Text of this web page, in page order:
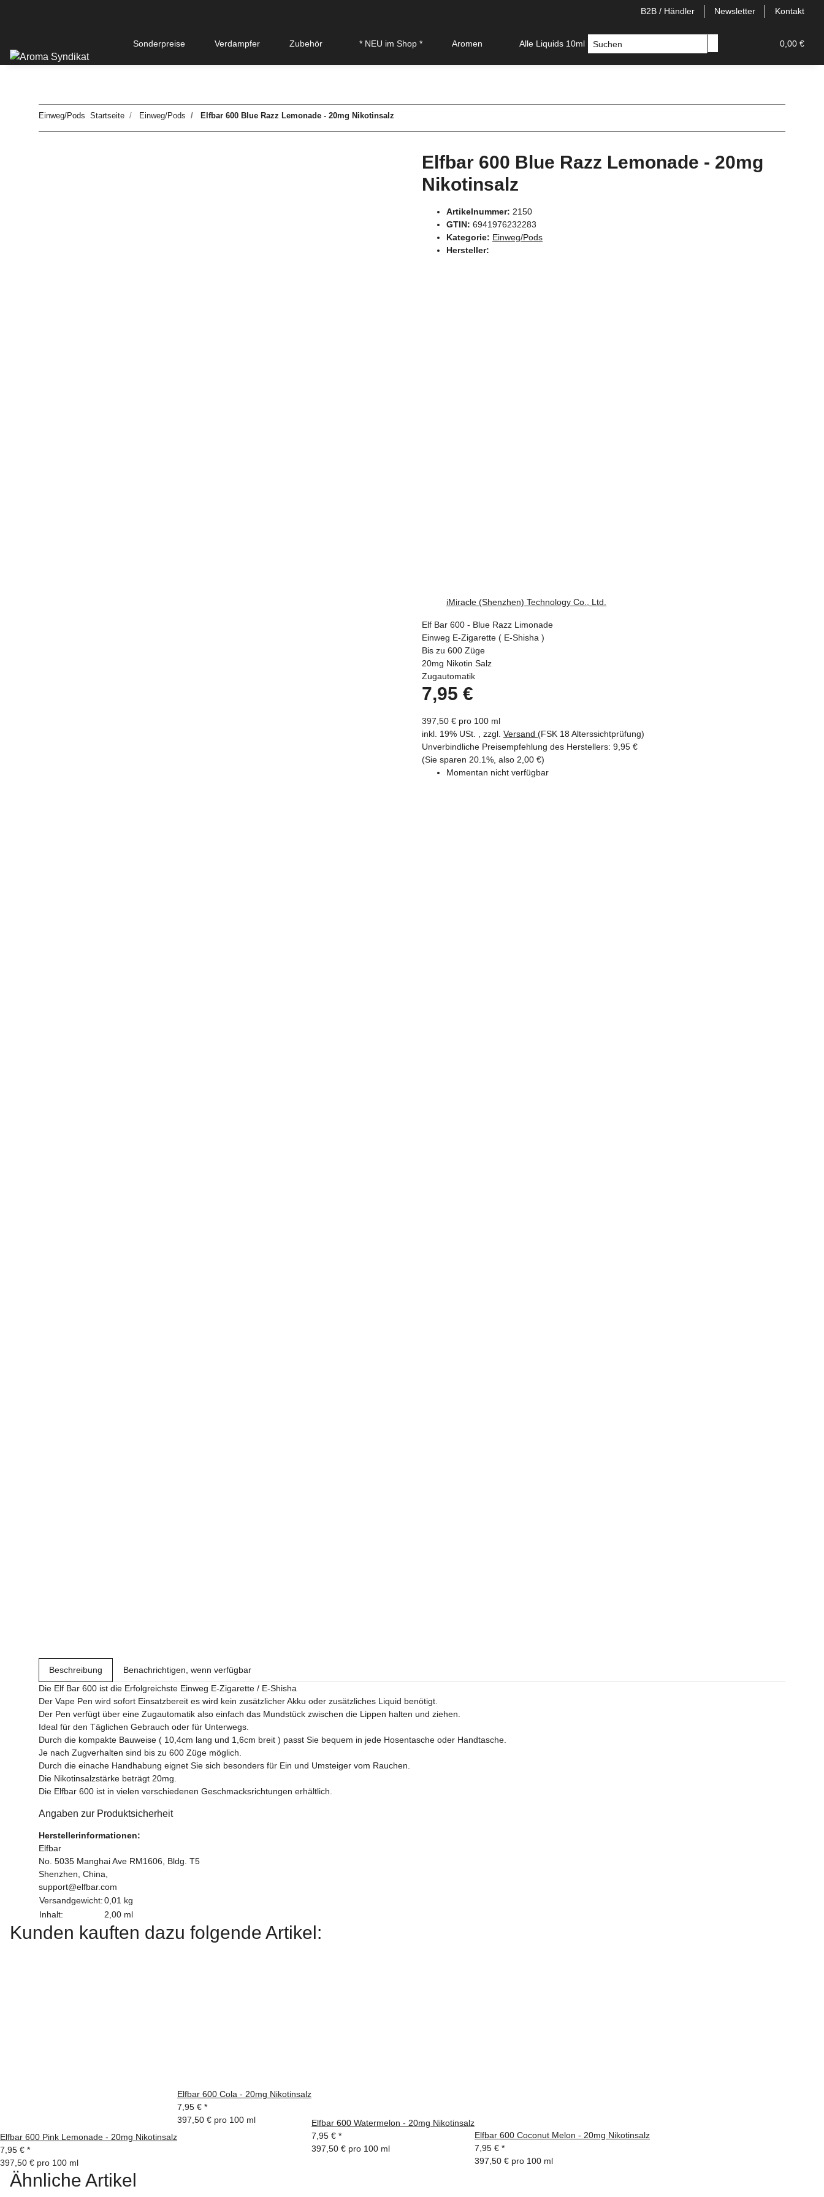
B2B / Händler Newsletter Kontakt
0,00 €
Sonderpreise Verdampfer Zubehör * NEU im Shop * Aromen Alle Liquids 10ml Einweg/Pods
Einweg/Pods Startseite Einweg/Pods Elfbar 600 Blue Razz Lemonade - 20mg Nikotinsalz
Elfbar 600 Blue Razz Lemonade - 20mg
Nikotinsalz
Artikelnummer: 2150
GTIN: 6941976232283
Kategorie: Einweg/Pods
Hersteller:
iMiracle (Shenzhen) Technology Co., Ltd.
Elf Bar 600 - Blue Razz Limonade
Einweg E-Zigarette ( E-Shisha )
Bis zu 600 Züge
20mg Nikotin Salz
Zugautomatik
7,95 €
397,50 € pro 100 ml
inkl. 19% USt. , zzgl. Versand (FSK 18 Alterssichtprüfung)
Unverbindliche Preisempfehlung des Herstellers: 9,95 €
(Sie sparen 20.1% , also 2,00 €)
Momentan nicht verfügbar
Beschreibung
Benachrichtigen, wenn verfügbar
Die Elf Bar 600 ist die Erfolgreichste Einweg E-Zigarette / E-Shisha
Der Vape Pen wird sofort Einsatzbereit es wird kein zusätzlicher Akku oder zusätzliches Liquid benötigt.
Der Pen verfügt über eine Zugautomatik also einfach das Mundstück zwischen die Lippen halten und ziehen.
Ideal für den Täglichen Gebrauch oder für Unterwegs.
Durch die kompakte Bauweise ( 10,4cm lang und 1,6cm breit ) passt Sie bequem in jede Hosentasche oder Handtasche.
Je nach Zugverhalten sind bis zu 600 Züge möglich.
Durch die einache Handhabung eignet Sie sich besonders für Ein und Umsteiger vom Rauchen.
Die Nikotinsalzstärke beträgt 20mg.
Die Elfbar 600 ist in vielen verschiedenen Geschmacksrichtungen erhältlich.
Angaben zur Produktsicherheit
Herstellerinformationen:
Elfbar
No. 5035 Manghai Ave RM1606, Bldg. T5
Shenzhen, China,
support@elfbar.com
Versandgewicht:0,01 kg
Inhalt:
2,00 ml
Kunden kauften dazu folgende Artikel:
Elfbar 600 Pink Lemonade - 20mg Nikotinsalz
7,95 € *
397,50 € pro 100 ml
Elfbar 600 Cola - 20mg Nikotinsalz
7,95 € *
397,50 € pro 100 ml
Elfbar 600 Watermelon - 20mg Nikotinsalz
7,95 € *
397,50 € pro 100 ml
Elfbar 600 Coconut Melon - 20mg Nikotinsalz
7,95 € *
397,50 € pro 100 ml
Ähnliche Artikel